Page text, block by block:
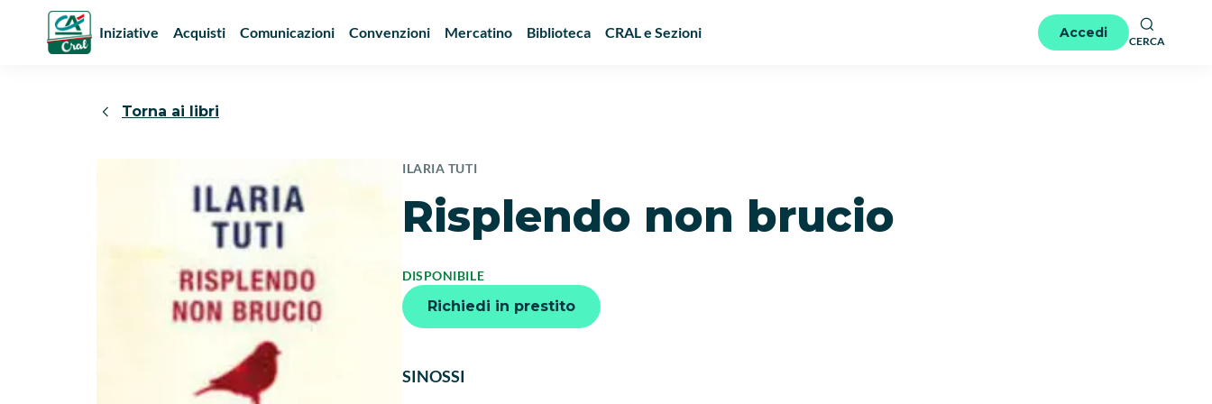
Iniziative Acquisti Comunicazioni Convenzioni Mercatino Biblioteca CRAL e Sezioni Accedi
CERCA
Torna ai libri
ILARIA TUTI
Risplendo non brucio
DISPONIBILE
Richiedi in prestito
SINOSSI